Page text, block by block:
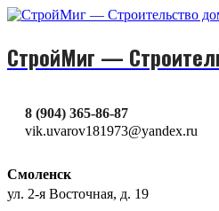
СтройМиг —
8 (904) 365-86-87
vik.uvarov181973@yandex.ru
Смоленск
ул. 2-я Восточная, д. 19